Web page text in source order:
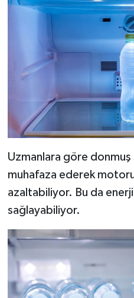
Uzmanlara göre
muhafaza ederek motorun
azaltabiliyor. Bu da
sağlayabiliyor.